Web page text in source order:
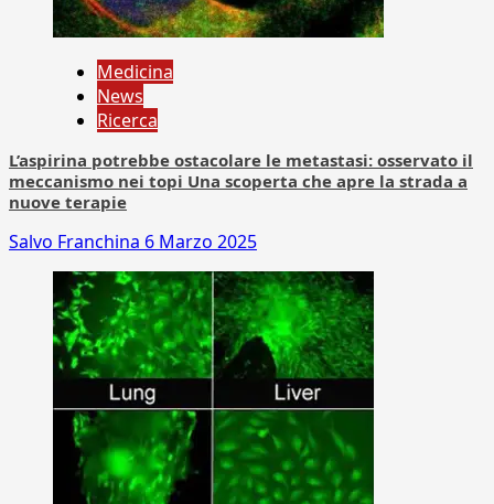
Medicina
News
Ricerca
L’aspirina potrebbe ostacolare le metastasi: osservato il
meccanismo nei topi Una scoperta che apre la strada a
nuove terapie
Salvo Franchina 6 Marzo 2025